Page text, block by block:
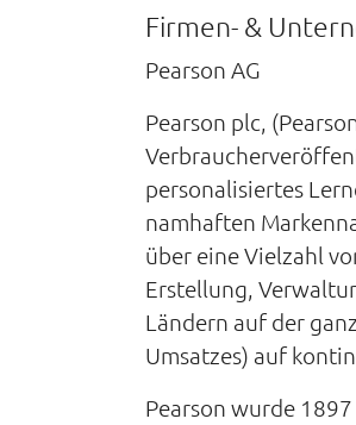
Firmen- &
Pearson AG
Pearson plc,
personalisiertes
namhaften
über eine Vielzahl
Erstellung,
Ländern auf der
Umsatzes) auf
Pearson wurde